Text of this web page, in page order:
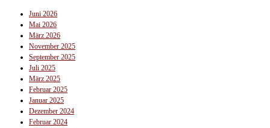
Juni 2026
Mai 2026
März 2026
November 2025
September 2025
Juli 2025
März 2025
Februar 2025
Januar 2025
Dezember 2024
Februar 2024